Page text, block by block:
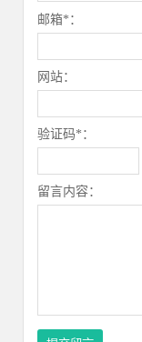
邮箱*：
网站：
验证码*：
留言内容：